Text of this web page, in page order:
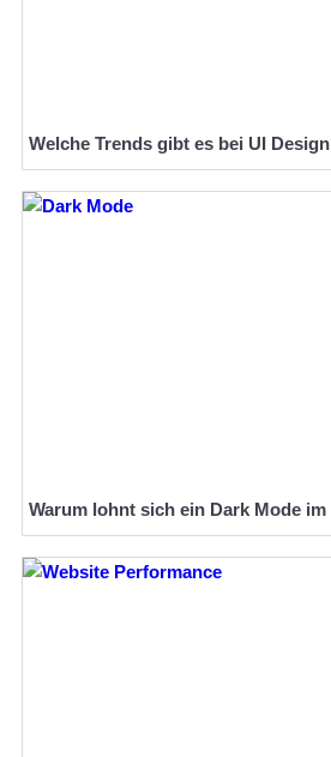
Welche Trends gibt es bei UI
Warum lohnt sich ein Dark Mode